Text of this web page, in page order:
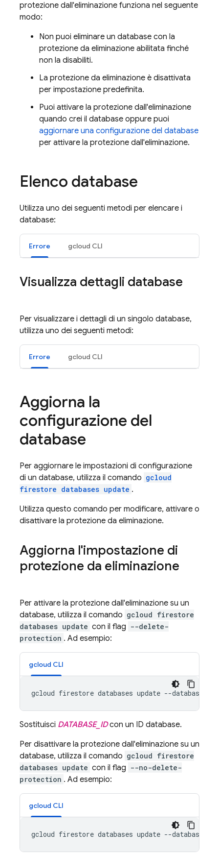
protezione dall'eliminazione funziona nel seguente
modo:
Non puoi eliminare un database con la
protezione da eliminazione abilitata finché
non la disabiliti.
La protezione da eliminazione è disattivata
per impostazione predefinita.
Puoi attivare la protezione dall'eliminazione
quando crei il database oppure puoi
aggiornare una configurazione del database
per attivare la protezione dall'eliminazione.
Elenco database
Utilizza uno dei seguenti metodi per elencare i
database:
Errore gcloud CLI
Visualizza dettagli database
Per visualizzare i dettagli di un singolo database,
utilizza uno dei seguenti metodi:
Errore gcloud CLI
Aggiorna la
configurazione del
database
Per aggiornare le impostazioni di configurazione
di un database, utilizza il comando gcloud
firestore databases update .
Utilizza questo comando per modificare, attivare o
disattivare la protezione da eliminazione.
Aggiorna l'impostazione di
protezione da eliminazione
Per attivare la protezione dall'eliminazione su un
database, utilizza il comando gcloud firestore
databases update con il flag --delete-
protection . Ad esempio:
gcloud CLI
gcloud firestore databases update --database=
Sostituisci DATABASE_IDcon un ID database.
Per disattivare la protezione dall'eliminazione su un
database, utilizza il comando gcloud firestore
databases update con il flag --no-delete-
protection . Ad esempio:
gcloud CLI
gcloud firestore databases update --database=